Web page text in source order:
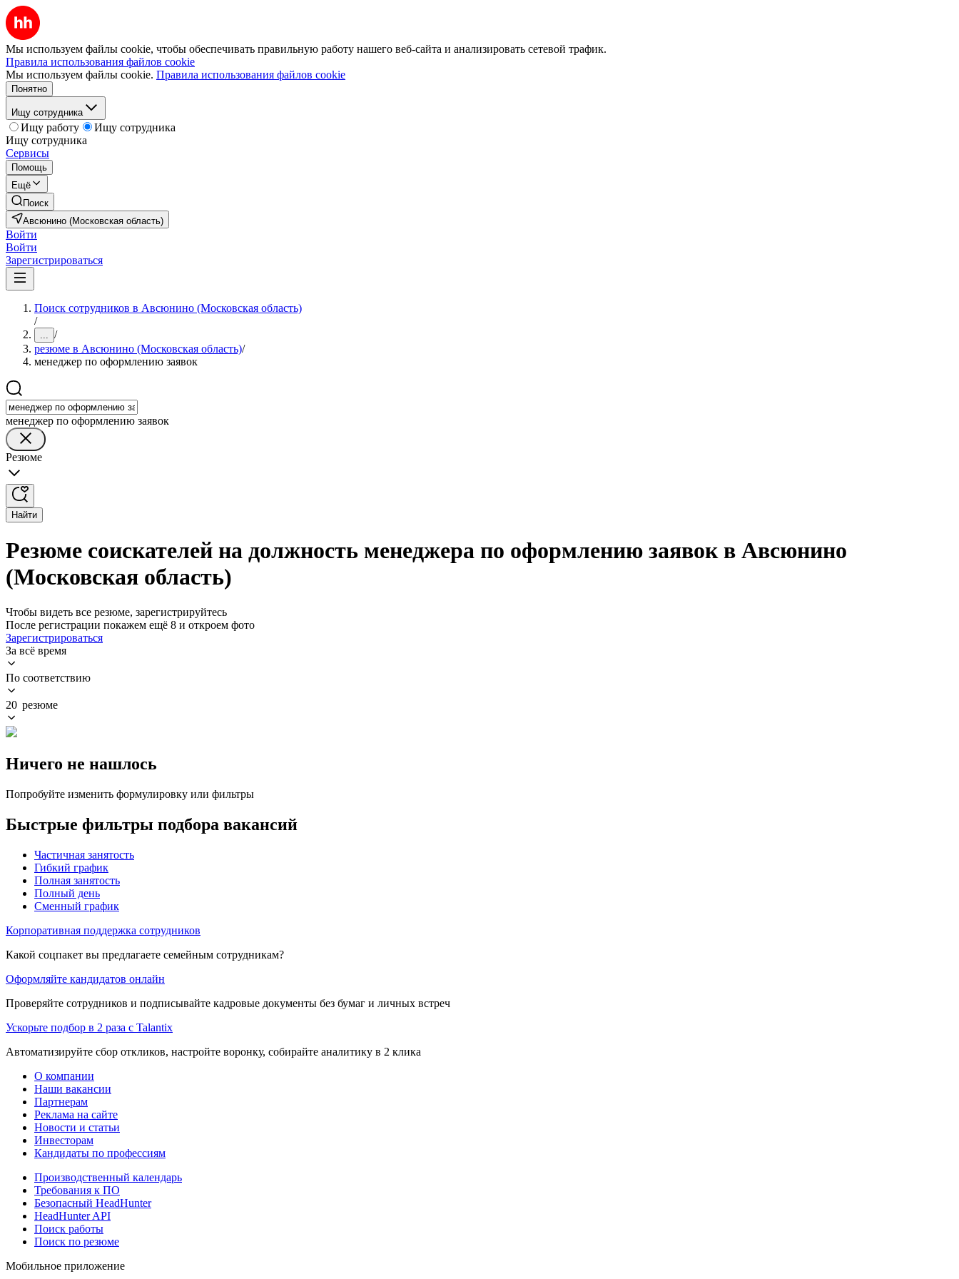
Мы используем файлы cookie, чтобы обеспечивать правильную работу нашего веб-сайта и анализировать сетевой трафик.
Правила использования файлов cookie
Мы используем файлы cookie. Правила использования файлов cookie
Понятно
Ищу сотрудника
Ищу работу
Ищу сотрудника
Ищу сотрудника
Сервисы
Помощь
Ещё
Поиск
Авсюнино (Московская область)
Войти
Войти
Зарегистрироваться
Поиск сотрудников в Авсюнино (Московская область)
/
... /
резюме в Авсюнино (Московская область)/
менеджер по оформлению заявок
менеджер по оформлению заявок
Резюме
Найти
Резюме соискателей на должность менеджера по оформлению заявок в Авсюнино
(Московская область)
Чтобы видеть все резюме, зарегистрируйтесь
После регистрации покажем ещё 8 и откроем фото
Зарегистрироваться
За всё время
По соответствию
20 резюме
Ничего не нашлось
Попробуйте изменить формулировку или фильтры
Быстрые фильтры подбора вакансий
Частичная занятость
Гибкий график
Полная занятость
Полный день
Сменный график
Корпоративная поддержка сотрудников
Какой соцпакет вы предлагаете семейным сотрудникам?
Оформляйте кандидатов онлайн
Проверяйте сотрудников и подписывайте кадровые документы без бумаг и личных встреч
Ускорьте подбор в 2 раза с Talantix
Автоматизируйте сбор откликов, настройте воронку, собирайте аналитику в 2 клика
О компании
Наши вакансии
Партнерам
Реклама на сайте
Новости и статьи
Инвесторам
Кандидаты по профессиям
Производственный календарь
Требования к ПО
Безопасный HeadHunter
HeadHunter API
Поиск работы
Поиск по резюме
Мобильное приложение